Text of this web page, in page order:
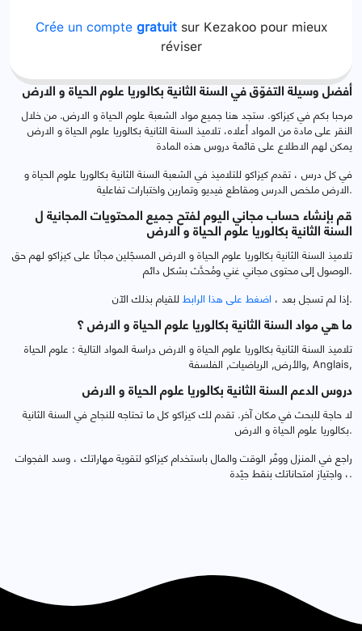
Crée un comptegratuitsur Kezakoo pour mieux
réviser
أفضل وسيلة التفوّق في السنة الثانية بكالوريا علوم الحياة و الارض
مرحبا بكم في كيزاكو. ستجد هنا جميع مواد الشعبة علوم الحياة و الارض. من خلال
النقر على مادة من المواد أعلاه، تلاميذ السنة الثانية بكالوريا علوم الحياة و الارض
يمكن لهم الاطلاع على قائمة دروس هذه المادة
في كل درس ، تقدم كيزاكو للتلاميذ في الشعبة السنة الثانية بكالوريا علوم الحياة و
الارض ملخص الدرس ومقاطع فيديو وتمارين واختبارات تفاعلية.
قم بإنشاء حساب مجاني اليوم لفتح جميع المحتويات المجانية ل
السنة الثانية بكالوريا علوم الحياة و الارض
تلاميذ السنة الثانية بكالوريا علوم الحياة و الارض المسجّلين مجانًا على كيزاكو لهم حق
الوصول إلى محتوى مجاني غني ومُحدَّث بشكل دائم.
إذا لم تسجل بعد ، اضغط على هذا الرابط للقيام بذلك الآن.
ما هي مواد السنة الثانية بكالوريا علوم الحياة و الارض ؟
تلاميذ السنة الثانية بكالوريا علوم الحياة و الارض دراسة المواد التالية : علوم الحياة
والأرض, الرياضيات, الفلسفة, Anglais,
دروس الدعم السنة الثانية بكالوريا علوم الحياة و الارض
لا حاجة للبحث في مكان آخر. تقدم لك كيزاكو كل ما تحتاجه للنجاح في السنة الثانية
بكالوريا علوم الحياة و الارض.
راجع في المنزل ووفّر الوقت والمال باستخدام كيزاكو لتقوية مهاراتك ، وسد الفجوات
، واجتياز امتحاناتك بنقط جيّدة.